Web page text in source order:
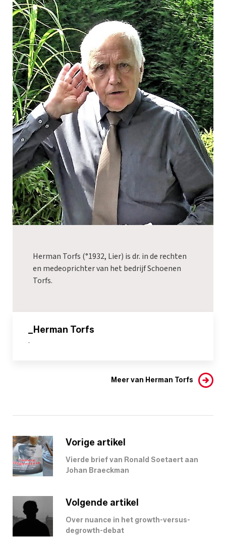
Herman Torfs (°1932, Lier) is dr. in de rechten
en medeoprichter van het bedrijf Schoenen
Torfs.
_Herman Torfs
-
Meer van Herman Torfs
Vorige artikel
Vierde brief van Ronald Soetaert aan
Johan Braeckman
Volgende artikel
Over nuance in het growth-versus-
degrowth-debat